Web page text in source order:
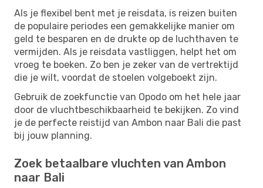
Als je flexibel bent met je reisdata, is reizen buiten
de populaire periodes een gemakkelijke manier om
geld te besparen en de drukte op de luchthaven te
vermijden. Als je reisdata vastliggen, helpt het om
vroeg te boeken. Zo ben je zeker van de vertrektijd
die je wilt, voordat de stoelen volgeboekt zijn.
Gebruik de zoekfunctie van Opodo om het hele jaar
door de vluchtbeschikbaarheid te bekijken. Zo vind
je de perfecte reistijd van Ambon naar Bali die past
bij jouw planning.
Zoek betaalbare vluchten van Ambon
naar Bali